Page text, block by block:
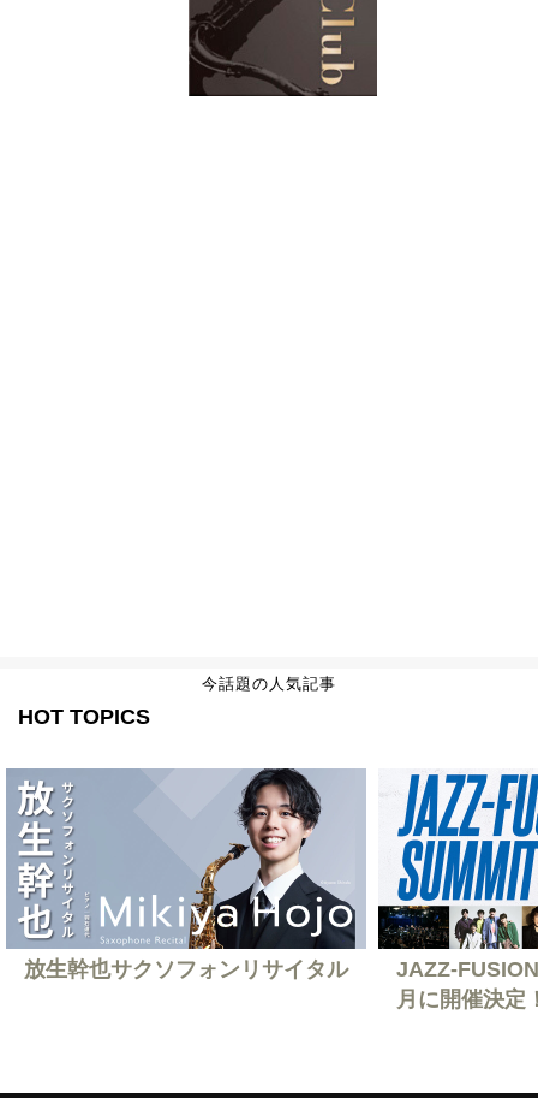
今話題の人気記事
HOT TOPICS
放生幹也サクソフォンリサイタル
JAZZ-
月に開催決定